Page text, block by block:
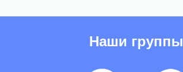
Наши группы